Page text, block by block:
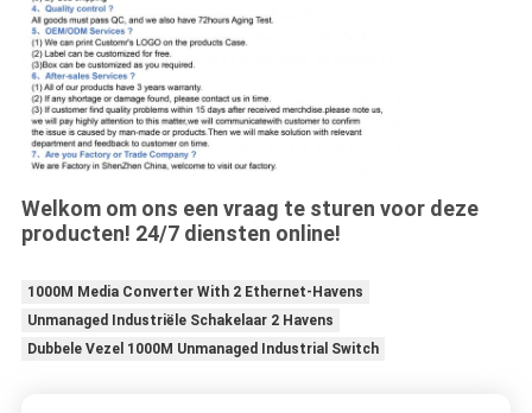
Welkom om ons een vraag te sturen voor deze
producten! 24/7 diensten online!
1000M Media Converter With 2 Ethernet-Havens
Unmanaged Industriële Schakelaar 2 Havens
Dubbele Vezel 1000M Unmanaged Industrial Switch